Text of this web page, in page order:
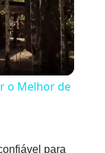
o Melhor de
para